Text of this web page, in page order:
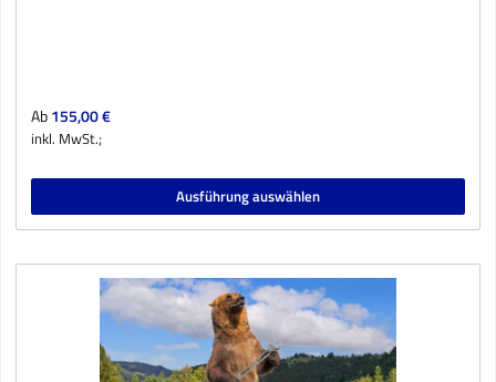
Regulärer Preis:
Ab155,00 €
inkl. MwSt.;
Ausführung auswählen